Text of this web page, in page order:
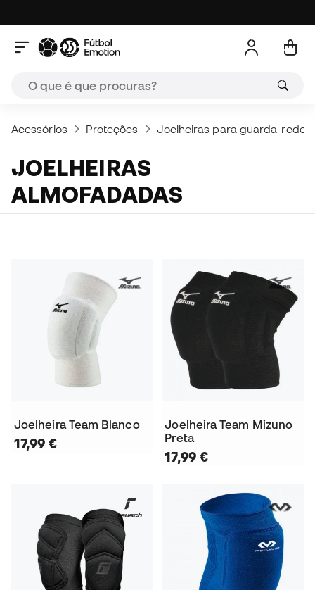
Acessórios Proteções Joelheiras para guarda-redes
JOELHEIRAS
ALMOFADADAS
Joelheira Team Blanco
17,99 €
Joelheira Team Mizuno
Preta
17,99 €